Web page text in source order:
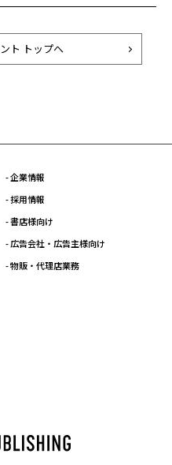
ト トップへ
- 企業情報
- 採用情報
- 書店様向け
- 広告会社・広告主様向け
- 物販・代理店業務